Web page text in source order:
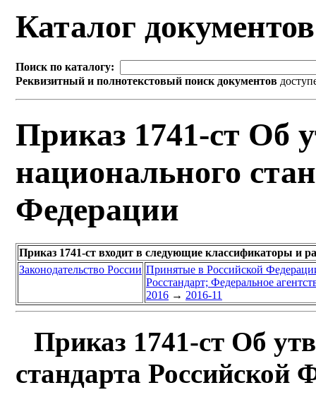
Каталог
Поиск по каталогу:
Реквизитный и полнотекстовый поиск документов
Приказ 1741-ст Об
национального
Федерации
Приказ 1741-ст входит в следующие классификаторы и
Законодательство России Принятые в Российской
Росстандарт; Федеральное
2016 → 2016-11
Приказ 1741-ст Об
стандарта Российской